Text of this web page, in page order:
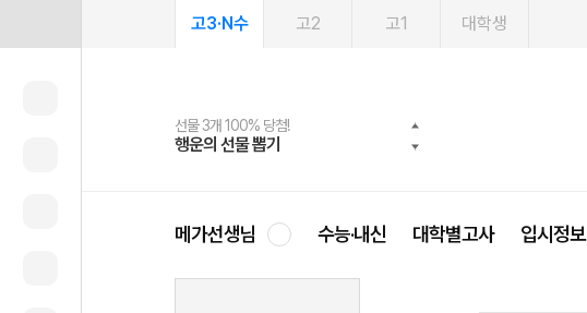
고3·N수 고2 고1 대학생
선물 3개 100% 당첨!
행운의 선물 뽑기
선물 100% 증정!
메가스터디 X 올리브
여름방학 스터디 캐시백
메가런 썸머스쿨
2027 러셀 단과
강사 공개선발
스마트러닝앱
설문 EVENT
메가패스
3일 무료 체험권
메가패스 수강생 무료혜택!
메가클럽 멤버십
사회공헌 캠페인
희망이룸 메가나눔
메가선생님 수능·내신 대학별고사 입시정보